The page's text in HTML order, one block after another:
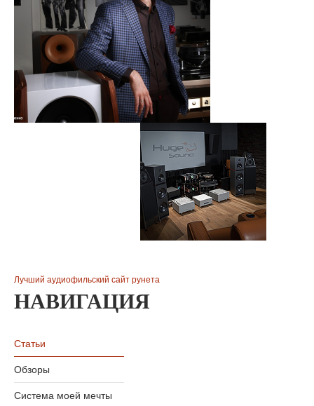
Лучший аудиофильский сайт рунета
НАВИГАЦИЯ
Статьи
Обзоры
Система моей мечты